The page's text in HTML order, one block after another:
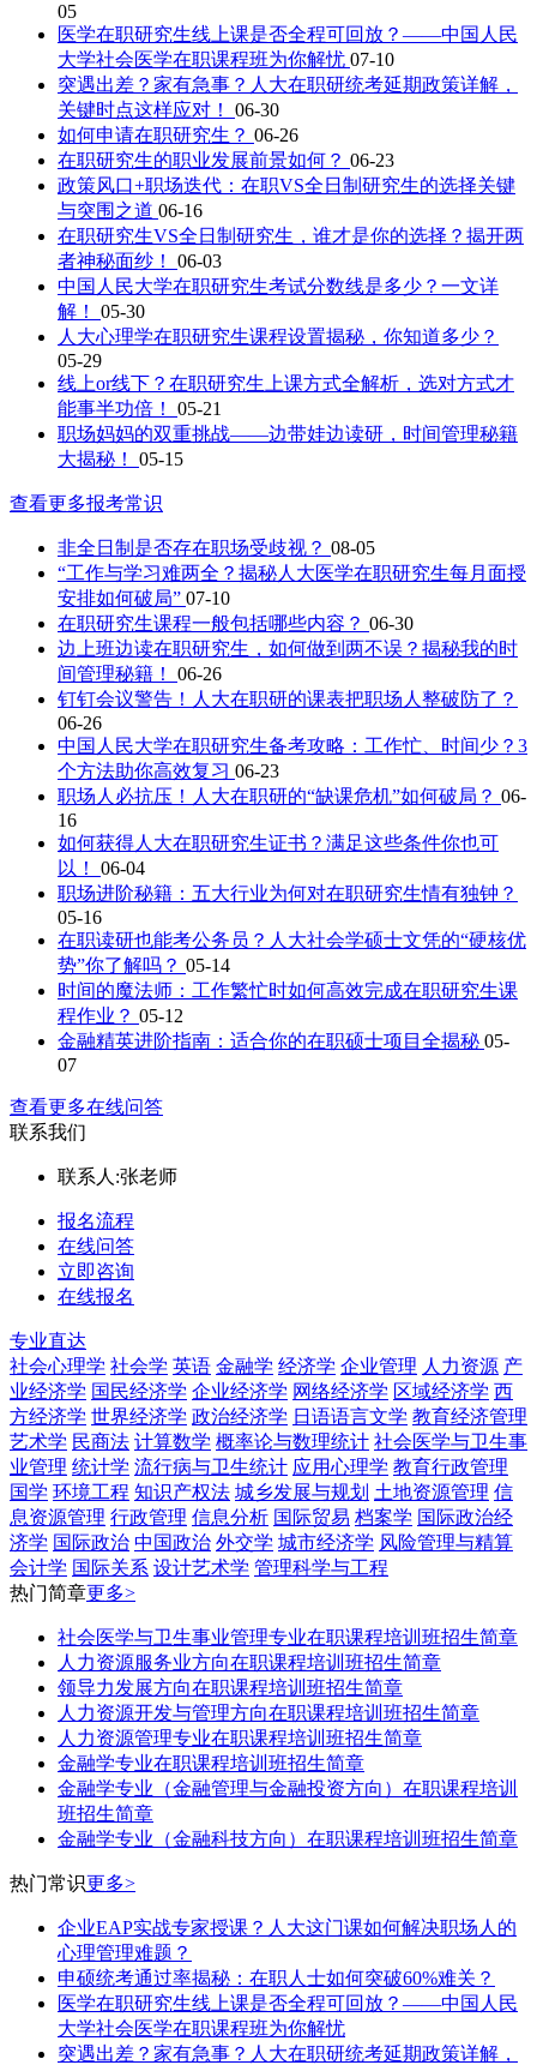
05
医学在职研究生线上课是否全程可回放？——中国人民
大学社会医学在职课程班为你解忧 07-10
突遇出差？家有急事？人大在职研统考延期政策详解，
关键时点这样应对！ 06-30
如何申请在职研究生？ 06-26
在职研究生的职业发展前景如何？ 06-23
政策风口+职场迭代：在职VS全日制研究生的选择关键
与突围之道 06-16
在职研究生VS全日制研究生，谁才是你的选择？揭开两
者神秘面纱！ 06-03
中国人民大学在职研究生考试分数线是多少？一文详
解！ 05-30
人大心理学在职研究生课程设置揭秘，你知道多少？
05-29
线上or线下？在职研究生上课方式全解析，选对方式才
能事半功倍！ 05-21
职场妈妈的双重挑战——边带娃边读研，时间管理秘籍
大揭秘！ 05-15
查看更多报考常识
非全日制是否存在职场受歧视？ 08-05
“工作与学习难两全？揭秘人大医学在职研究生每月面授
安排如何破局” 07-10
在职研究生课程一般包括哪些内容？ 06-30
边上班边读在职研究生，如何做到两不误？揭秘我的时
间管理秘籍！ 06-26
钉钉会议警告！人大在职研的课表把职场人整破防了？
06-26
中国人民大学在职研究生备考攻略：工作忙、时间少？3
个方法助你高效复习 06-23
职场人必抗压！人大在职研的“缺课危机”如何破局？ 06-
16
如何获得人大在职研究生证书？满足这些条件你也可
以！ 06-04
职场进阶秘籍：五大行业为何对在职研究生情有独钟？
05-16
在职读研也能考公务员？人大社会学硕士文凭的“硬核优
势”你了解吗？ 05-14
时间的魔法师：工作繁忙时如何高效完成在职研究生课
程作业？ 05-12
金融精英进阶指南：适合你的在职硕士项目全揭秘 05-
07
查看更多在线问答
联系我们
联系人:张老师
报名流程
在线问答
立即咨询
在线报名
专业直达
社会心理学 社会学 英语 金融学 经济学 企业管理 人力资源 产
业经济学 国民经济学 企业经济学 网络经济学 区域经济学 西
方经济学 世界经济学 政治经济学 日语语言文学 教育经济管理
艺术学 民商法 计算数学 概率论与数理统计 社会医学与卫生事
业管理 统计学 流行病与卫生统计 应用心理学 教育行政管理
国学 环境工程 知识产权法 城乡发展与规划 土地资源管理 信
息资源管理 行政管理 信息分析 国际贸易 档案学 国际政治经
济学 国际政治 中国政治 外交学 城市经济学 风险管理与精算
会计学 国际关系 设计艺术学 管理科学与工程
热门简章更多>
社会医学与卫生事业管理专业在职课程培训班招生简章
人力资源服务业方向在职课程培训班招生简章
领导力发展方向在职课程培训班招生简章
人力资源开发与管理方向在职课程培训班招生简章
人力资源管理专业在职课程培训班招生简章
金融学专业在职课程培训班招生简章
金融学专业（金融管理与金融投资方向）在职课程培训
班招生简章
​金融学专业（​金融科技方向）在职课程培训班招生简章
热门常识更多>
企业EAP实战专家授课？人大这门课如何解决职场人的
心理管理难题？
申硕统考通过率揭秘：在职人士如何突破60%难关？
医学在职研究生线上课是否全程可回放？——中国人民
大学社会医学在职课程班为你解忧
突遇出差？家有急事？人大在职研统考延期政策详解，